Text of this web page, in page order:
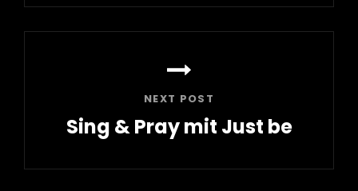
Post
NEXT POST
Sing & Pray mit Just be
Post